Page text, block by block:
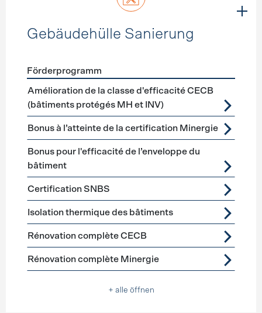
Gebäudehülle Sanierung
Förderprogramme Gebäudehülle Sanierung
Förderprogramm
Amélioration de la classe d'efficacité CECB
(bâtiments protégés MH et INV)
Bonus à l’atteinte de la certification Minergie
Bonus pour l'efficacité de l’enveloppe du
bâtiment
Certification SNBS
Isolation thermique des bâtiments
Rénovation complète CECB
Rénovation complète Minergie
+ alle öffnen